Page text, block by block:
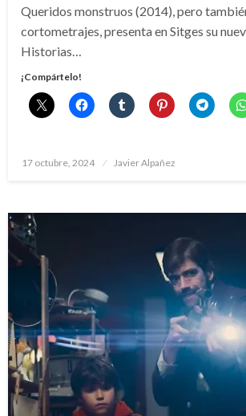
Queridos monstruos (2014), pero
cortometrajes, presenta en Sitges su
Historias…
¡Compártelo!
Publicado
17 octubre, 2024 Javier Alpañez